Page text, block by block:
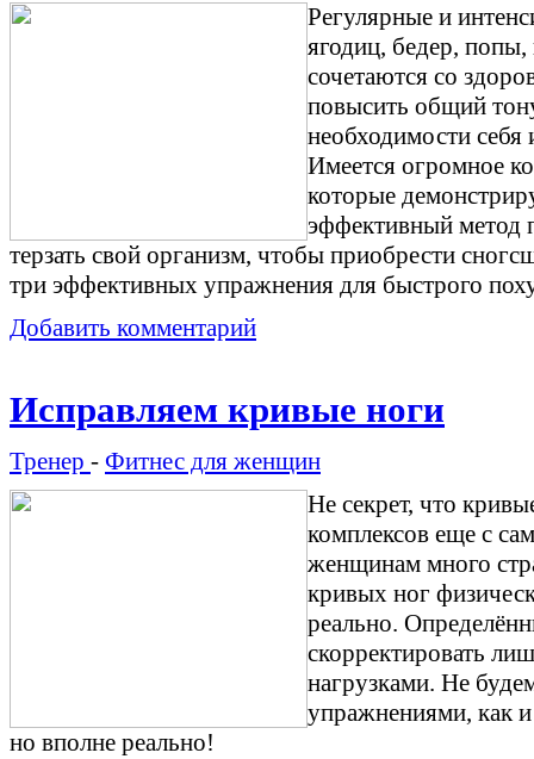
Регулярные и
ягодиц, бедер,
сочетаются со
повысить общий
необходимости себя
Имеется огромное
которые
эффективный метод
терзать свой организм, чтобы приобрести
три эффективных упражнения для быстрого
Добавить комментарий
Исправляем кривые ноги
Тренер - Фитнес для женщин
Не секрет, что
комплексов еще с
женщинам много
кривых ног
реально.
скорректировать
нагрузками. Не
упражнениями, как
но вполне реально!